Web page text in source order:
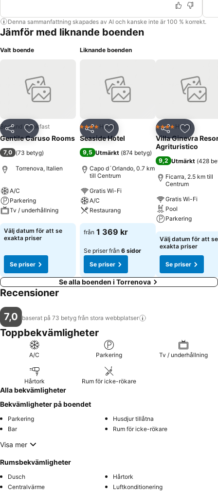
Denna sammanfattning skapades av AI och kanske inte är 100 % korrekt.
Jämför med liknande boenden
Valt boende
Dela Lägg till i Mina Favoriter
Bed and breakfast
Gentile Caruso Rooms
7,0 (73 betyg)
Torrenova, Italien
A/C
Parkering
Tv / underhållning
Se priser
Välj datum för att se
exakta priser
Se priser
Liknande boenden
Dela Lägg till i Mina Favoriter
4 StjärnorHotell
Seaside Hotel
9,5 Utmärkt (874 betyg)
Capo d´Orlando, 0.7 km
till Centrum
Gratis Wi-Fi
A/C
Restaurang
Se priser
från 1 369 kr
Se priser från 6 sidor
Se priser
Dela Lägg till
4 StjärnorHotell
Villa Ginevra
Agrituristico
9,2 Utmärkt (428
Ficarra, 2.5 km till
Centrum
Gratis Wi-Fi
Pool
Parkering
Se priser
Välj datum för att se
exakta priser
Se priser
Se alla boenden i Torrenova
Recensioner
7,0 baserat på 73 betyg från stora webbplatser
Toppbekvämligheter
A/C Parkering Tv / underhållning
Hårtork Rum för icke-rökare
Alla bekvämligheter
Bekvämligheter på boendet
Parkering
Husdjur tillåtna
Bar
Rum för icke-rökare
Visa mer
Rumsbekvämligheter
Dusch
Hårtork
Centralvärme
Luftkonditionering